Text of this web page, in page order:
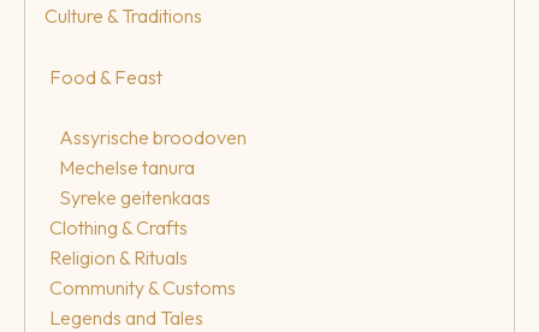
Culture & Traditions
Food & Feast
Assyrische broodoven
Mechelse tanura
Syreke geitenkaas
Clothing & Crafts
Religion & Rituals
Community & Customs
Legends and Tales